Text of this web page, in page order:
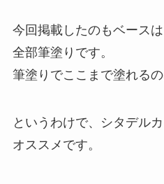
今回掲載したのもベース
全部筆塗りです。
筆塗りでここまで塗れる
というわけで、シタデル
オススメです。